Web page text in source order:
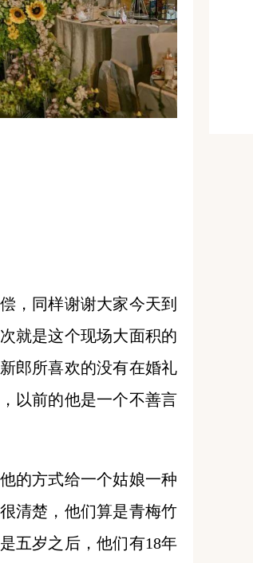
，同样谢谢大家今天到
就是这个现场大面积的
郎所喜欢的没有在婚礼
以前的他是一个不善言
的方式给一个姑娘一种
清楚，他们算是青梅竹
五岁之后，他们有18年